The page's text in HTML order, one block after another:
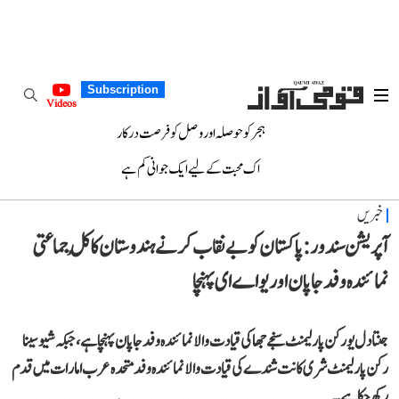
Subscription
Videos
ہجر کو حوصلہ اور وصل کو فرصت درکار
اک محبت کے لیے ایک جوانی کم ہے
خبریں
آپریشن سندور: پاکستان کو بے نقاب کرنے ہندوستان کا کُل جماعتی
نمائندہ وفد جاپان اور یو اے ای پہنچا
جنتا دل یو رکن پارلیمنٹ سنجے جھا کی قیادت والا نمائندہ وفد جاپان پہنچا ہے، جبکہ شیوسینا
رکن پارلیمنٹ شری کانت شندے کی قیادت والا نمائندہ وفد متحدہ عرب امارات میں قدم